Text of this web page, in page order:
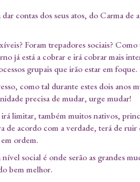
contas dos seus atos, do Carma de
Foram trepadores sociais? Como
já está a cobrar e irá cobrar mais
grupais que irão estar em foque.
como tal durante estes dois anos
precisa de mudar, urge mudar!
limitar, também muitos nativos,
de acordo com a verdade, terá de
ordem.
social é onde serão as grandes
bem melhor.